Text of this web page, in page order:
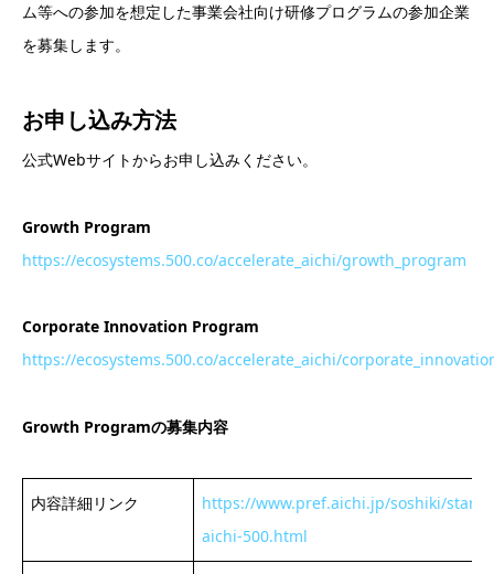
ム等への参加を想定した事業会社向け研修プログラムの参加企業
を募集します。
お申し込み方法
公式Webサイトからお申し込みください。
Growth Program
https://ecosystems.500.co/accelerate_aichi/growth_program
Corporate Innovation Program
https://ecosystems.500.co/accelerate_aichi/
Growth Programの募集内容
内容詳細リンク
https://www.pref.aichi.jp/soshiki/
aichi-500.html